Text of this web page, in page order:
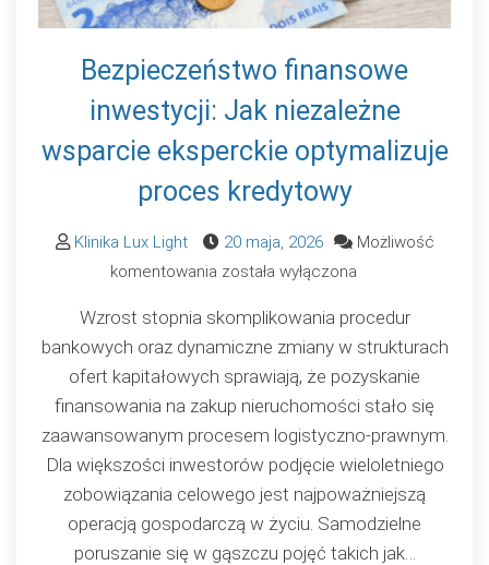
Bezpieczeństwo finansowe
inwestycji: Jak niezależne
wsparcie eksperckie optymalizuje
proces kredytowy
Klinika Lux Light 20 maja, 2026
Możliwość
komentowania Bezpieczeństwo
inwestycji:
Jak
niezależne
wsparcie
eksperckie
optymalizuje
proces
kredytowy
została wyłączona
Wzrost stopnia skomplikowania procedur
bankowych oraz dynamiczne zmiany w strukturach
ofert kapitałowych sprawiają, że pozyskanie
finansowania na zakup nieruchomości stało się
zaawansowanym procesem logistyczno-prawnym.
Dla większości inwestorów podjęcie wieloletniego
zobowiązania celowego jest najpoważniejszą
operacją gospodarczą w życiu. Samodzielne
poruszanie się w gąszczu pojęć takich jak…